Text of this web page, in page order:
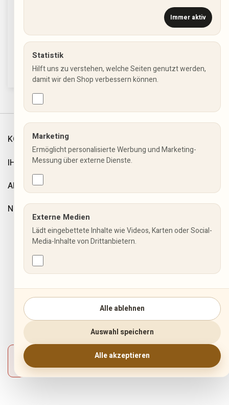
Wir sind nicht nur online für Sie da, sondern auch mit
einem Ladenlokal in Pinneberg.
Dingstätte 16a, 25421 Pinneberg
KONTAKT
IHR KONTO
ARTIKEL
NEWSLETTER
INFORMATIONEN
Allgemeine Geschäftsbedingungen
Fuji Aktionen
Impressum
Datenschutzbestimmungen
Widerrufsbelehrung
Zahlung und Versand
Vertrag widerrufen
Immer aktiv
Statistik
Hilft uns zu verstehen, welche Seiten genutzt werden,
damit wir den Shop verbessern können.
Marketing
Ermöglicht personalisierte Werbung und Marketing-
Messung über externe Dienste.
Externe Medien
Lädt eingebettete Inhalte wie Videos, Karten oder Social-
Media-Inhalte von Drittanbietern.
Alle ablehnen
Auswahl speichern
Alle akzeptieren